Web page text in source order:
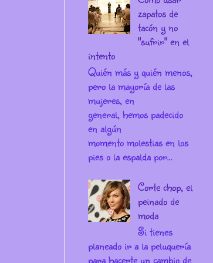
zapatos de
tacón y no
"sufrir" en el
intento
Quién más y quién menos,
pero la mayoría de las
mujeres, en
general, hemos padecido
en algún
momento molestias en los
pies o la espalda por...
Corte chop, el
peinado de
moda
Si tienes
planeado ir a la peluquería
para hacerte un cambio de